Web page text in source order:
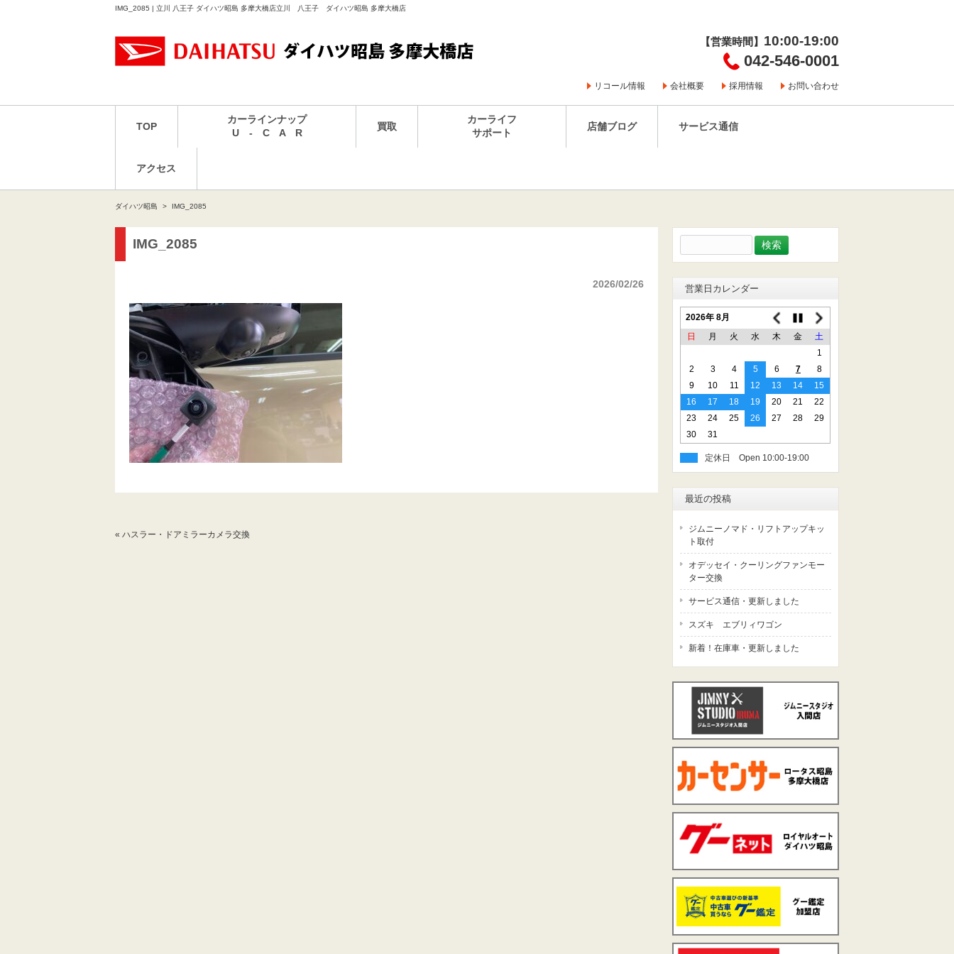
IMG_2085 | 立川 八王子 ダイハツ昭島 多摩大橋店立川 八王子 ダイハツ昭島 多摩大橋店
【営業時間】 10:00-19:00
042-546-0001
リコール情報 会社概要 採用情報 お問い合わせ
TOP
カーラインナップ
U - C A R
買取
カーライフ
サポート
店舗ブログ サービス通信
アクセス
ダイハツ昭島 IMG_2085
IMG_2085
2026/02/26
« ハスラー・ドアミラーカメラ交換
索:
営業日カレンダー
2026年 8月
日
月 火 水 木 金
土
1
2
3 4 5 6 7
8
9
10 11 12 13 14
15
16
17 18 19 20 21
22
23
24 25 26 27 28
29
30
31
定休日
最近の投稿
ジムニーノマド・リフトアップキッ
ト取付
オデッセイ・クーリングファンモー
ター交換
サービス通信・更新しました
スズキ エブリィワゴン
新着！在庫車・更新しました